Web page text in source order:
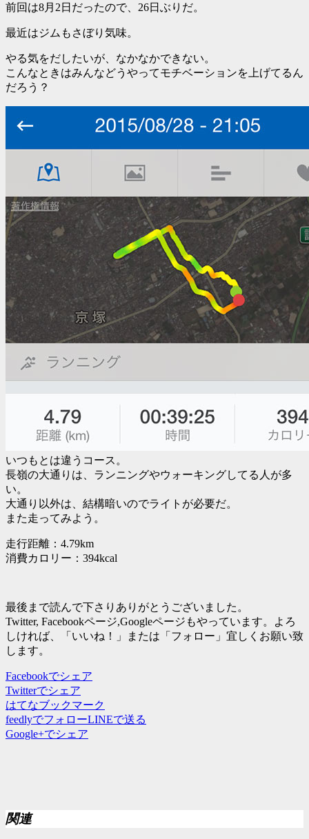
前回は8月2日だったので、26日ぶりだ。
最近はジムもさぼり気味。
やる気をだしたいが、なかなかできない。
こんなときはみんなどうやってモチベーションを上げてるん
だろう？
いつもとは違うコース。
長嶺の大通りは、ランニングやウォーキングしてる人が多
い。
大通り以外は、結構暗いのでライトが必要だ。
また走ってみよう。
走行距離：4.79km
消費カロリー：394kcal
最後まで読んで下さりありがとうございました。
Twitter, Facebookページ,Googleページもやっています。よろ
しければ、「いいね！」または「フォロー」宜しくお願い致
します。
Facebookでシェア
Twitterでシェア
はてなブックマーク
feedlyでフォローLINEで送る
Google+でシェア
関連